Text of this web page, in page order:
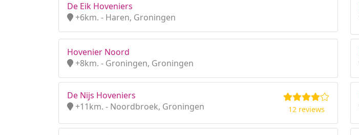
De Eik Hoveniers
+6km. - Haren, Groningen
Hovenier Noord
+8km. - Groningen, Groningen
De Nijs Hoveniers
+11km. - Noordbroek, Groningen
12 reviews